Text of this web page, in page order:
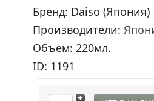
Бренд: Daiso (Япония)
Производители:
Объем: 220мл.
ID: 1191